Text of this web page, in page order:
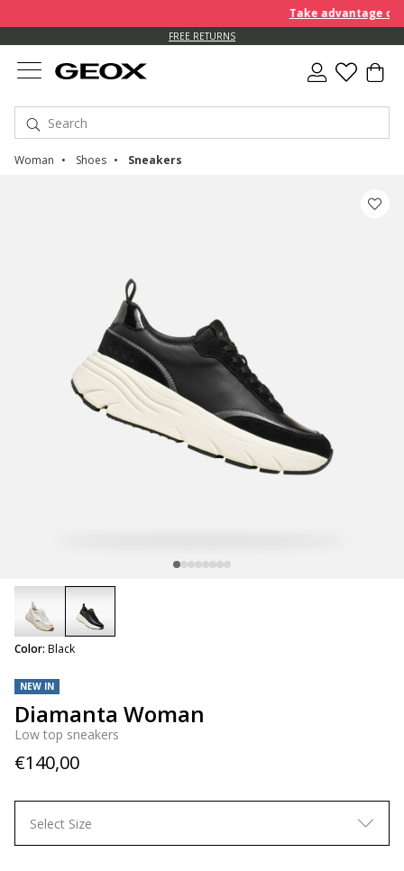
Take advantage of
FREE RETURNS
Woman Shoes Sneakers
NEW IN
Diamanta Woman
Low top sneakers
€140,00
Color: Black
Select Size